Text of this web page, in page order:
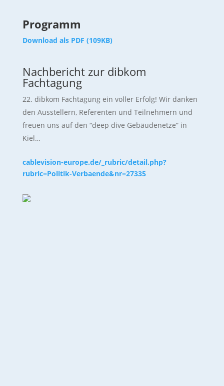
Programm
Download als PDF (109KB)
Nachbericht zur dibkom
Fachtagung
dibkom Fachtagung ein voller Erfolg! Wir danken
den Ausstellern, Referenten und Teilnehmern und
freuen uns auf den “deep dive Gebäudenetze” in
Kiel…
cablevision-europe.de/_rubric/detail.php?
rubric=Politik-Verbaende&nr=27335